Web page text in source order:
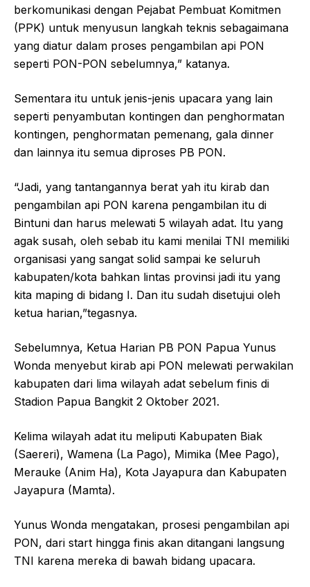
berkomunikasi dengan Pejabat Pembuat Komitmen
(PPK) untuk menyusun langkah teknis sebagaimana
yang diatur dalam proses pengambilan api PON
seperti PON-PON sebelumnya,” katanya.
Sementara itu untuk jenis-jenis upacara yang lain
seperti penyambutan kontingen dan penghormatan
kontingen, penghormatan pemenang, gala dinner
dan lainnya itu semua diproses PB PON.
“Jadi, yang tantangannya berat yah itu kirab dan
pengambilan api PON karena pengambilan itu di
Bintuni dan harus melewati 5 wilayah adat. Itu yang
agak susah, oleh sebab itu kami menilai TNI memiliki
organisasi yang sangat solid sampai ke seluruh
kabupaten/kota bahkan lintas provinsi jadi itu yang
kita maping di bidang I. Dan itu sudah disetujui oleh
ketua harian,”tegasnya.
Sebelumnya, Ketua Harian PB PON Papua Yunus
Wonda menyebut kirab api PON melewati perwakilan
kabupaten dari lima wilayah adat sebelum finis di
Stadion Papua Bangkit 2 Oktober 2021.
Kelima wilayah adat itu meliputi Kabupaten Biak
(Saereri), Wamena (La Pago), Mimika (Mee Pago),
Merauke (Anim Ha), Kota Jayapura dan Kabupaten
Jayapura (Mamta).
Yunus Wonda mengatakan, prosesi pengambilan api
PON, dari start hingga finis akan ditangani langsung
TNI karena mereka di bawah bidang upacara.